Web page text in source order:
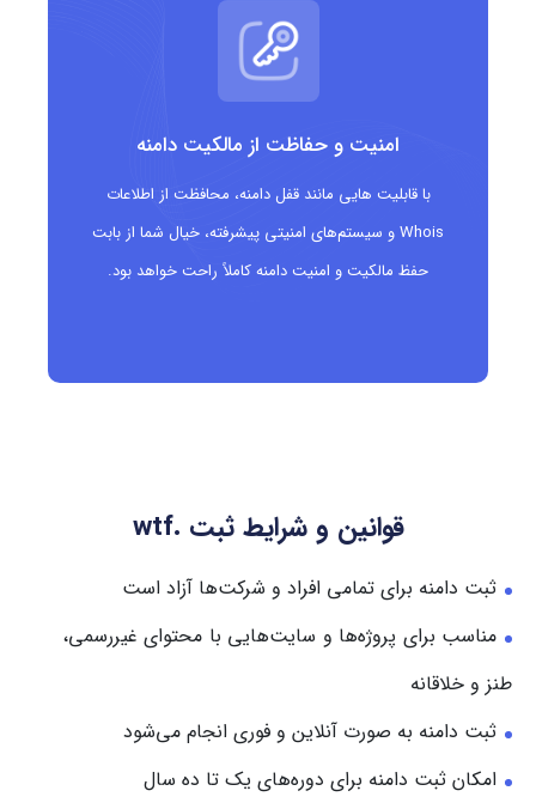
امنیت و حفاظت از مالکیت دامنه
با قابلیت هایی مانند قفل دامنه، محافظت از اطلاعات
Whois و سیستم‌های امنیتی پیشرفته، خیال شما از بابت
حفظ مالکیت و امنیت دامنه کاملاً راحت خواهد بود.
قوانین و شرایط ثبت .wtf
ثبت دامنه برای تمامی افراد و شرکت‌ها آزاد است
مناسب برای پروژه‌ها و سایت‌هایی با محتوای غیررسمی،
طنز و خلاقانه
ثبت دامنه به صورت آنلاین و فوری انجام می‌شود
امکان ثبت دامنه برای دوره‌های یک تا ده سال